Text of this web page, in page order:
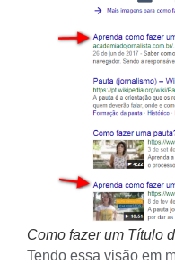
Como fazer um Título
Tendo essa visão em